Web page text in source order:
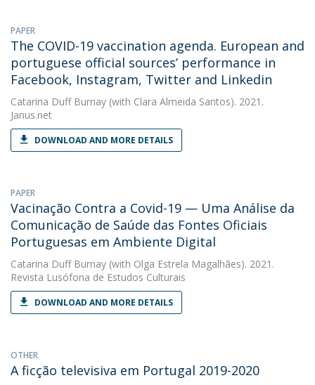
PAPER
The COVID-19 vaccination agenda. European and
portuguese official sources’ performance in
Facebook, Instagram, Twitter and Linkedin
Catarina Duff Burnay (with Clara Almeida Santos). 2021.
Janus.net
DOWNLOAD AND MORE DETAILS
PAPER
Vacinação Contra a Covid-19 — Uma Análise da
Comunicação de Saúde das Fontes Oficiais
Portuguesas em Ambiente Digital
Catarina Duff Burnay (with Olga Estrela Magalhães). 2021.
Revista Lusófona de Estudos Culturais
DOWNLOAD AND MORE DETAILS
OTHER
A ficção televisiva em Portugal 2019-2020